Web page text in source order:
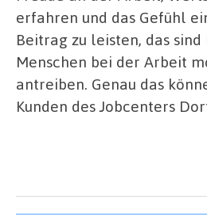
erfahren und das Gefühl
Beitrag zu leisten, das
Menschen bei der Arbeit
antreiben. Genau das
Kunden des Jobcenters